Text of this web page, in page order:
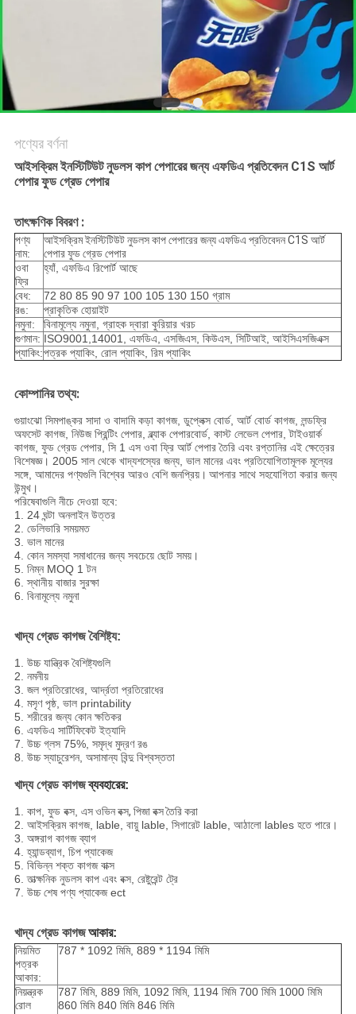
পণ্যের বর্ণনা
আইসক্রিম ইনস্টিটিউট নুডলস কাপ পেপারের জন্য এফডিএ প্রতিবেদন C1S আর্ট
পেপার ফুড গ্রেড পেপার
তাৎক্ষণিক বিবরণ :
পণ্য
নাম:
আইসক্রিম ইনস্টিটিউট নুডলস কাপ পেপারের জন্য এফডিএ প্রতিবেদন C1S আর্ট
পেপার ফুড গ্রেড পেপার
ওবা
ফ্রি
হ্যাঁ, এফডিএ রিপোর্ট আছে
বেধ:
72 80 85 90 97 100 105 130 150 গ্রাম
রঙ:
প্রাকৃতিক হোয়াইট
নমুনা:
বিনামূল্যে নমুনা, গ্রাহক দ্বারা কুরিয়ার খরচ
গুণমান: ISO9001,14001, এফডিএ, এসজিএস, কিউএস, সিটিআই, আইসিএসজিএক্স
প্যাকিং:পত্রক প্যাকিং, রোল প্যাকিং, রিম প্যাকিং
কোম্পানির তথ্য:
গুয়াংঝো সিমপাঙ্কর সাদা ও বাদামি কড়া কাগজ, ডুপ্লেক্স বোর্ড, আর্ট বোর্ড কাগজ, লন্ডফ্রি
অফসেট কাগজ, নিউজ প্রিন্টিং পেপার, ব্ল্যাক পেপারবোর্ড, কাস্ট লেভেল পেপার, টাইওয়ার্ক
কাগজ, ফুড গ্রেড পেপার, সি 1 এস ওবা ফ্রি আর্ট পেপার তৈরি এবং রপ্তানির এই ক্ষেত্রের
বিশেষজ্ঞ। 2005 সাল থেকে খাদ্যশস্যের জন্য, ভাল মানের এবং প্রতিযোগিতামূলক মূল্যের
সঙ্গে, আমাদের পণ্যগুলি বিশ্বের আরও বেশি জনপ্রিয়। আপনার সাথে সহযোগিতা করার জন্য
উন্মুখ।
পরিষেবাগুলি নীচে দেওয়া হবে:
1. 24 ঘন্টা অনলাইন উত্তর
2. ডেলিভারি সময়মত
3. ভাল মানের
4. কোন সমস্যা সমাধানের জন্য সবচেয়ে ছোট সময়।
5. নিম্ন MOQ 1 টন
6. স্থানীয় বাজার সুরক্ষা
6. বিনামূল্যে নমুনা
খাদ্য গ্রেড কাগজ বৈশিষ্ট্য:
1. উচ্চ যান্ত্রিক বৈশিষ্ট্যগুলি
2. নমনীয়
3. জল প্রতিরোধের, আর্দ্রতা প্রতিরোধের
4. মসৃণ পৃষ্ঠ, ভাল printability
5. শরীরের জন্য কোন ক্ষতিকর
6. এফডিএ সার্টিফিকেট ইত্যাদি
7. উচ্চ গ্লস 75%, সমৃদ্ধ মুদ্রণ রঙ
8. উচ্চ স্যাচুরেশন, অসামান্য বিন্দু বিশ্বস্ততা
খাদ্য গ্রেড কাগজব্যবহারের:
1. কাপ, ফুড বক্স, এসওভিন বক্স, পিজা বক্স তৈরি করা
2. আইসক্রিম কাগজ, lable, বায়ু lable, সিগারেট lable, আঠালো lables হতে পারে।
3. অঙ্গরাগ কাগজ ব্যাগ
4. হ্যান্ডব্যাগ, চিপ প্যাকেজ
5. বিভিন্ন শক্ত কাগজ বাক্স
6. তাত্ক্ষনিক নুডলস কাপ এবং বক্স, রেষ্টুরেন্ট ট্রে
7. উচ্চ শেষ পণ্য প্যাকেজ ect
খাদ্য গ্রেড কাগজআকার:
নিয়মিত
পত্রক
আকার:
787 * 1092 মিমি, 889 * 1194 মিমি
নিয়ন্ত্রক
রোল
787 মিমি, 889 মিমি, 1092 মিমি, 1194 মিমি 700 মিমি 1000 মিমি
860 মিমি 840 মিমি 846 মিমি